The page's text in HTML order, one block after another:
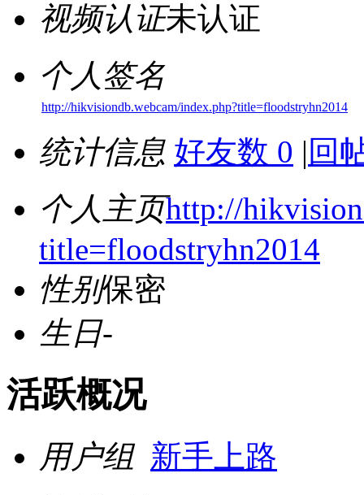
视频认证未认证
个人签名
http://hikvisiondb.webcam/index.php?title=floodstryhn2014
统计信息 好友数 0 | 回
个人主页http://
title=floodstryhn2014
性别保密
生日-
活跃概况
用户组 新手上路